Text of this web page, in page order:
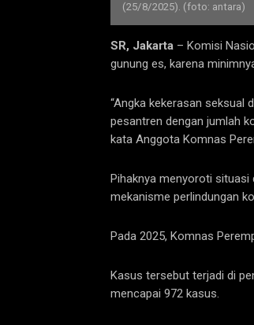
(25/8/2025). (foto: antara)
SR, Jakarta – Komisi
gunung es, karena
“Angka kekerasan seksual
pesantren dengan jumlah
kata Anggota Komnas
Pihaknya menyoroti situasi
mekanisme perlindungan
Pada 2025, Komnas
Kasus tersebut terjadi di
mencapai 972 kasus.